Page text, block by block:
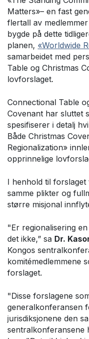
Matters»– en fast
flertall av
bygde på dette
planen, «Worldwide
samarbeidet med
Table og Christmas
lovforslaget.
Connectional Table
Covenant har sluttet
spesifiserer i detalj
Både Christmas
Regionalization»
opprinnelige
I henhold til
samme plikter og
større misjonal
"Er regionalisering
det ikke,” sa Dr.
Kongos
komitémedlemmene
forslaget.
"Disse forslagene
generalkonferansen
jurisdiksjonene den
sentralkonferansene